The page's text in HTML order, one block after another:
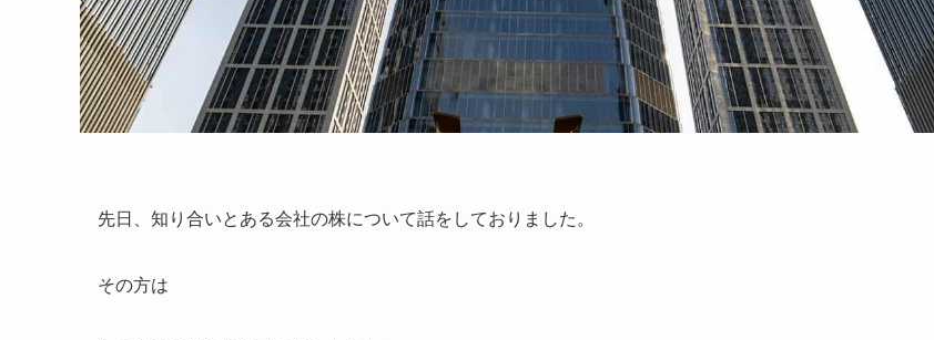
先日、知り合いとある会社の株について話をしておりました。
その方は